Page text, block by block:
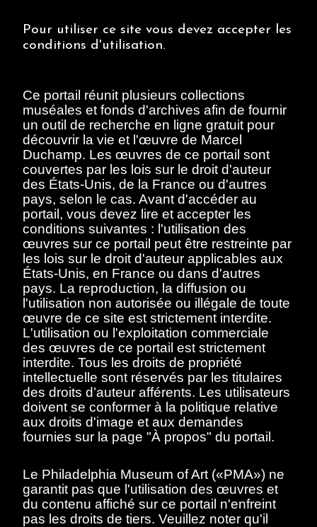
Dakar"
circa 1960
Bédouin, Jean-Louis
Hugnet, Georges
"Le courrier de la
colère" and "Georges
Hugnet: plainte"
document
Picabia, Francis
Le Journal des Arts.
"Picabia, ce peintre qui
scandalisa Paris avec
document
Pour utiliser ce site vous devez accepter les
conditions d'utilisation.
Ce portail réunit plusieurs collections
muséales et fonds d'archives afin de fournir
un outil de recherche en ligne gratuit pour
découvrir la vie et l'œuvre de Marcel
Duchamp. Les œuvres de ce portail sont
couvertes par les lois sur le droit d'auteur
des États-Unis, de la France ou d'autres
pays, selon le cas. Avant d'accéder au
portail, vous devez lire et accepter les
conditions suivantes : l'utilisation des
œuvres sur ce portail peut être restreinte par
les lois sur le droit d'auteur applicables aux
États-Unis, en France ou dans d'autres
pays. La reproduction, la diffusion ou
l'utilisation non autorisée ou illégale de toute
œuvre de ce site est strictement interdite.
L'utilisation ou l'exploitation commerciale
des œuvres de ce portail est strictement
interdite. Tous les droits de propriété
intellectuelle sont réservés par les titulaires
des droits d’auteur afférents. Les utilisateurs
doivent se conformer à la politique relative
aux droits d'image et aux demandes
fournies sur la page "À propos" du portail.
Le Philadelphia Museum of Art («PMA») ne
garantit pas que l'utilisation des œuvres et
du contenu affiché sur ce portail n'enfreint
pas les droits de tiers. Veuillez noter qu'il